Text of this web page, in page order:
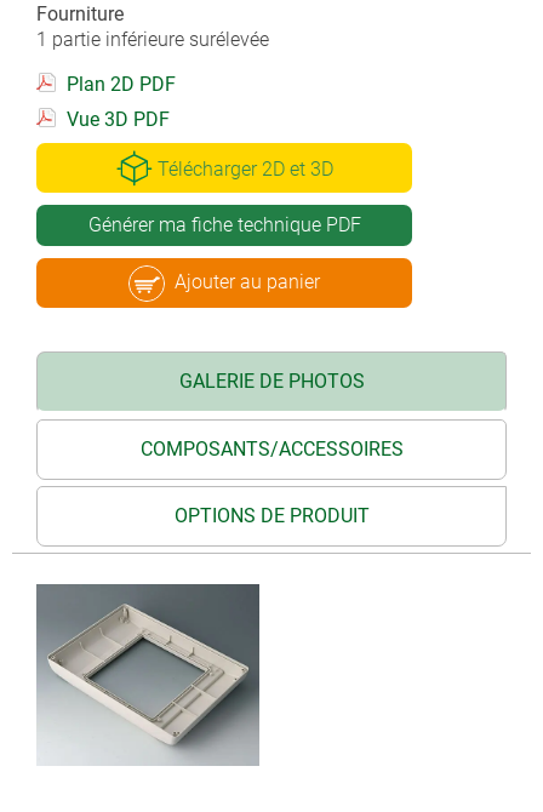
Fourniture
1 partie inférieure surélevée
Plan 2D PDF
Vue 3D PDF
Télécharger 2D et 3D
Générer ma fiche technique PDF
Ajouter au panier
GALERIE DE PHOTOS
COMPOSANTS/ACCESSOIRES
OPTIONS DE PRODUIT